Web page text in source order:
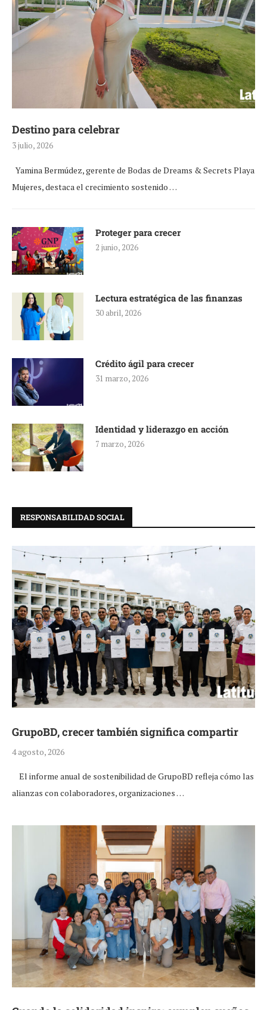
Destino para celebrar
3 julio, 2026
Yamina Bermúdez, gerente de Bodas de Dreams & Secrets Playa
Mujeres, destaca el crecimiento sostenido …
Proteger para crecer
2 junio, 2026
Lectura estratégica de las finanzas
30 abril, 2026
Crédito ágil para crecer
31 marzo, 2026
Identidad y liderazgo en acción
7 marzo, 2026
RESPONSABILIDAD SOCIAL
GrupoBD, crecer también significa compartir
4 agosto, 2026
El informe anual de sostenibilidad de GrupoBD refleja cómo las
alianzas con colaboradores, organizaciones …